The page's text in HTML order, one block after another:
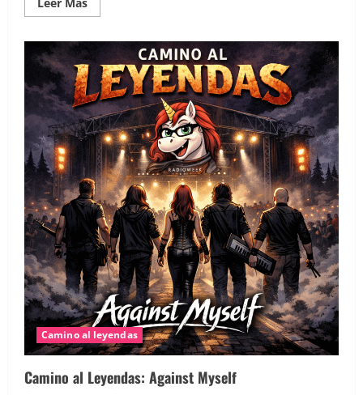
Leer Más
más
Morti:
todas
las
voces
hasta
quedarse
con
una
Camino al leyendas
Camino al Leyendas: Against Myself